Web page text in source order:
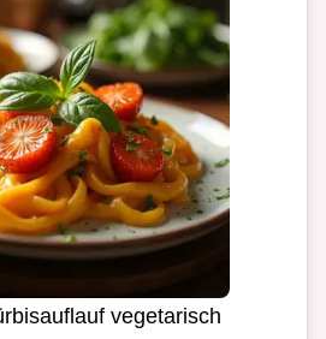
vegetarisch